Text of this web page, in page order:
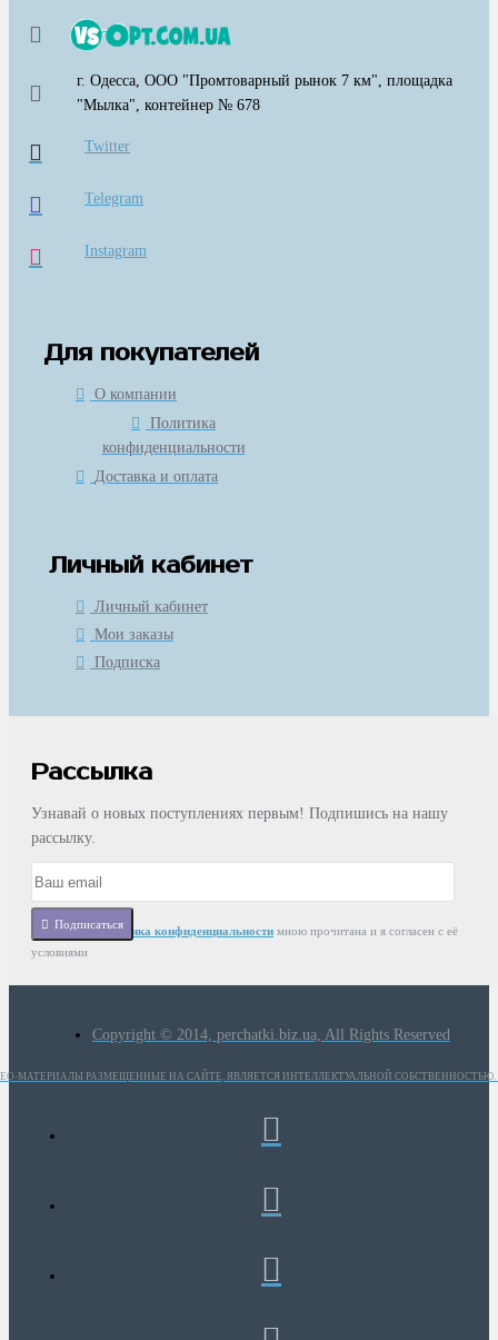
г. Одесса, ООО "Промтоварный рынок 7 км", площадка
"Мылка", контейнер № 678
Twitter
Telegram
Instagram
Для покупателей
О компании
Политика
конфиденциальности
Доставка и оплата
Личный кабинет
Личный кабинет
Мои заказы
Подписка
Рассылка
Узнавай о новых поступлениях первым! Подпишись на нашу
рассылку.
Подписаться
СтатьяПолитика конфиденциальности мною прочитана и я согласен с её
условиями
Copyright © 2014, perchatki.biz.ua, All Rights Reserved
МАТЕРИАЛЫ РАЗМЕЩЕННЫЕ НА САЙТЕ, ЯВЛЯЕТСЯ ИНТЕЛЛЕКТУАЛЬНОЙ